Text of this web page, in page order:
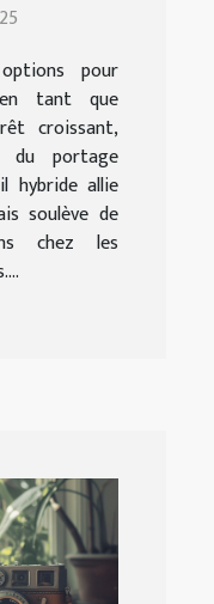
pour
tant que
croissant,
du portage
hybride allie
soulève de
chez les